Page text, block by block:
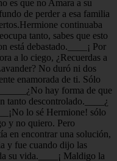
es que no Amara a su
de perder a esa familia
continuaba
tanto, sabes que esto
está debastado.____¡ Por
a lo ciego, ¿Recuerdas a
No duró ni dos
enamorada de ti. Sólo
hay forma de que
tanto descontrolado.____¿
lo sé Hermione! sólo
y no quiero. Pero
en encontrar una solución,
y fue cuando dijo las
su vida.____¡ Maldigo la